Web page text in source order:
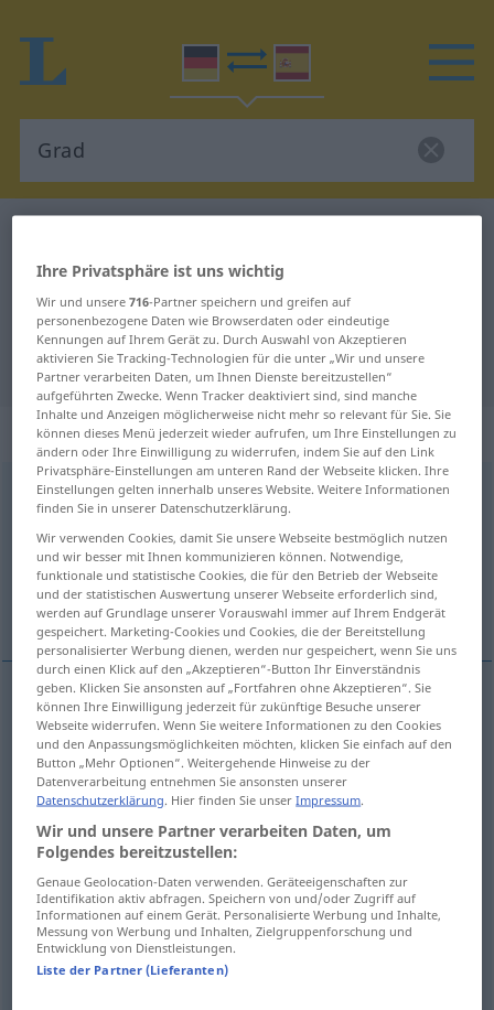
Deutsch-Spanisch Übersetzung für
"Grad"
"Grad" Spanisch Übersetzung
„Grad“: Maskulinum
Grad [graːt]m <Grad(e)s; Grade;aber3 Grad>
Übersicht aller Übersetzungen
(Für mehr Details die Übersetzung anklicken/antippen)
grado Weitere Beispiele...
gradom GradMaßeinheita. GEOG MIL a. FIG
akademischer Grad
títulomacadémico
einen akademischen Grad
Ihre Privatsphäre ist uns wichtig
Wir und unsere716-Partner speichern und greifen auf
personenbezogene Daten wie Browserdaten oder eindeutige
Kennungen auf Ihrem Gerät zu. Durch Auswahl von Akzeptieren
aktivieren Sie Tracking-Technologien für die unter „Wir und unsere
Partner verarbeiten Daten, um Ihnen Dienste bereitzustellen“
aufgeführten Zwecke. Wenn Tracker deaktiviert sind, sind manche
Inhalte und Anzeigen möglicherweise nicht mehr so relevant für Sie. Sie
können dieses Menü jederzeit wieder aufrufen, um Ihre Einstellungen zu
ändern oder Ihre Einwilligung zu widerrufen, indem Sie auf den Link
Privatsphäre-Einstellungen am unteren Rand der Webseite klicken. Ihre
Einstellungen gelten innerhalb unseres Website. Weitere Informationen
finden Sie in unserer Datenschutzerklärung.
Wir verwenden Cookies, damit Sie unsere Webseite bestmöglich nutzen
und wir besser mit Ihnen kommunizieren können. Notwendige,
funktionale und statistische Cookies, die für den Betrieb der Webseite
und der statistischen Auswertung unserer Webseite erforderlich sind,
werden auf Grundlage unserer Vorauswahl immer auf Ihrem Endgerät
gespeichert. Marketing-Cookies und Cookies, die der Bereitstellung
personalisierter Werbung dienen, werden nur gespeichert, wenn Sie uns
durch einen Klick auf den „Akzeptieren“-Button Ihr Einverständnis
geben. Klicken Sie ansonsten auf „Fortfahren ohne Akzeptieren“. Sie
können Ihre Einwilligung jederzeit für zukünftige Besuche unserer
Webseite widerrufen. Wenn Sie weitere Informationen zu den Cookies
und den Anpassungsmöglichkeiten möchten, klicken Sie einfach auf den
Button „Mehr Optionen“. Weitergehende Hinweise zu der
Datenverarbeitung entnehmen Sie ansonsten unserer
Datenschutzerklärung. Hier finden Sie unserImpressum.
Wir und unsere Partner verarbeiten Daten, um
Folgendes bereitzustellen:
Genaue Geolocation-Daten verwenden. Geräteeigenschaften zur
Identifikation aktiv abfragen. Speichern von und/oder Zugriff auf
Informationen auf einem Gerät. Personalisierte Werbung und Inhalte,
Messung von Werbung und Inhalten, Zielgruppenforschung und
Entwicklung von Dienstleistungen.
Liste der Partner (Lieferanten)